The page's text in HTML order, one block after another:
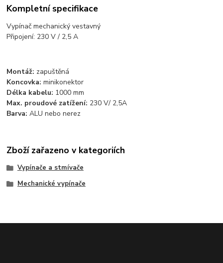
Kompletní specifikace
Vypínač mechanický vestavný
Připojení: 230 V / 2,5 A
Montáž: zapuštěná
Koncovka: minikonektor
Délka kabelu: 1000 mm
Max. proudové zatížení: 230 V/ 2,5A
Barva: ALU nebo nerez
Zboží zařazeno v kategoriích
Vypínače a stmívače
Mechanické vypínače